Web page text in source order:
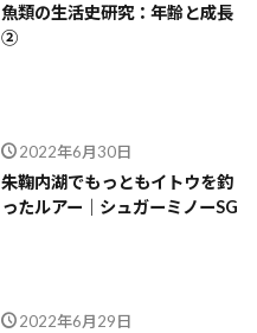
魚類の生活史研究：年齢と成長
②
2022年6月30日
朱鞠内湖でもっともイトウを釣
ったルアー｜シュガーミノーSG
2022年6月29日